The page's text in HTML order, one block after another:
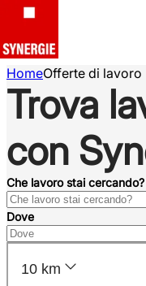
HomeOfferte di lavoro
Trova
con
Che lavoro stai cercando?
Dove
10 km